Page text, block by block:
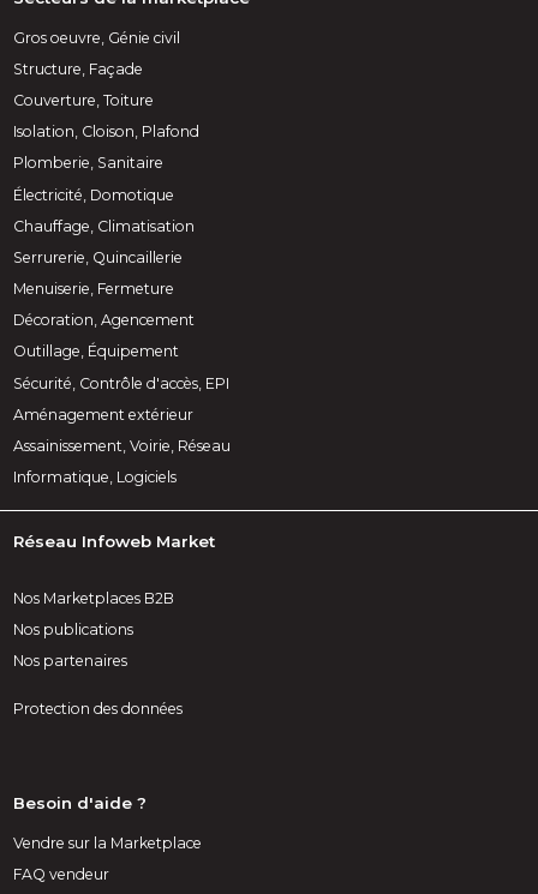
Gros oeuvre, Génie civil
Structure, Façade
Couverture, Toiture
Isolation, Cloison, Plafond
Plomberie, Sanitaire
Électricité, Domotique
Chauffage, Climatisation
Serrurerie, Quincaillerie
Menuiserie, Fermeture
Décoration, Agencement
Outillage, Équipement
Sécurité, Contrôle d'accès, EPI
Aménagement extérieur
Assainissement, Voirie, Réseau
Informatique, Logiciels
Réseau Infoweb Market
Nos Marketplaces B2B
Nos publications
Nos partenaires
Protection des données
Besoin d'aide ?
Vendre sur la Marketplace
FAQ vendeur